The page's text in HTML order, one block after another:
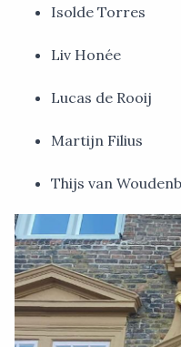
Isolde Torres
Liv Honée
Lucas de Rooij
Martijn Filius
Thijs van